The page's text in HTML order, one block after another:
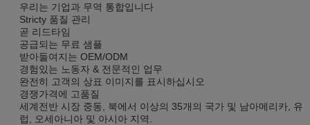
우리는 기업과 무역 통합입니다
Stricty 품질 관리
곧 리드타임
공급되는 무료 샘플
받아들여지는 OEM/ODM
경험있는 노동자 & 전문적인 업무
완전히 고객의 상표 이미지를 표시하십시오
경쟁가격에 고품질
세계전반 시장 중동, 북에서 이상의 35개의 국가 및 남아메리카, 유
럽, 오세아니아 및 아시아 지역.